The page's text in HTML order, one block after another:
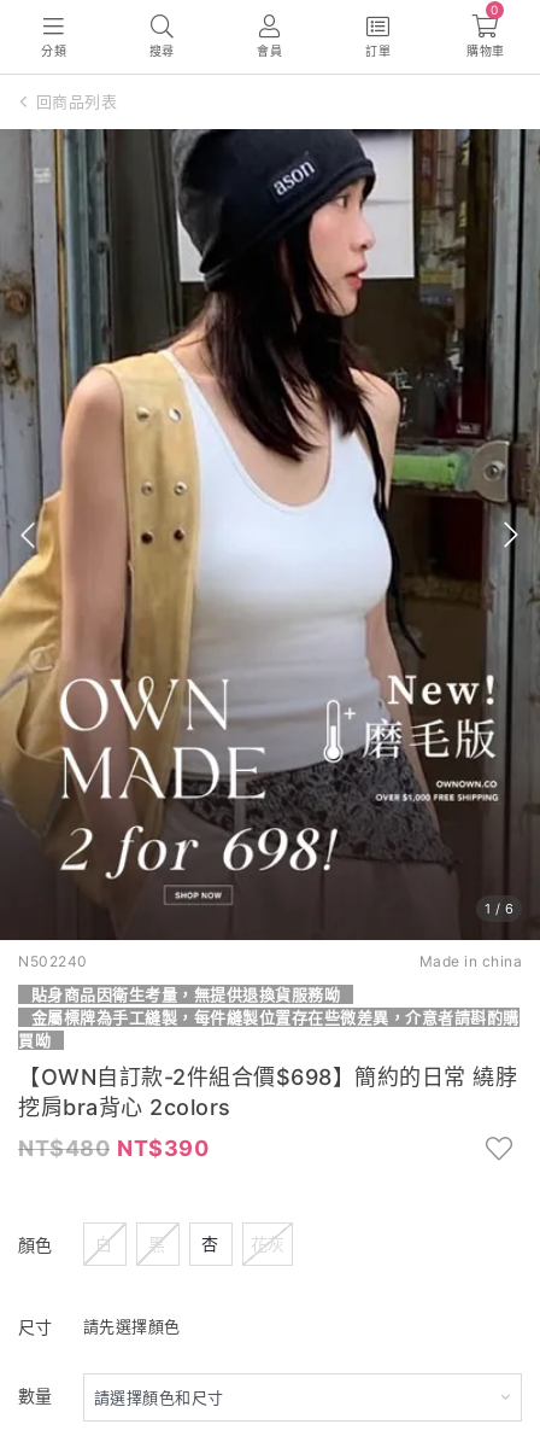
分類 搜尋 會員 訂單
0
購物車
回商品列表
1 / 6
N502240 Made in china
貼身商品因衛生考量，無提供退換貨服務呦
金屬標牌為手工縫製，每件縫製位置存在些微差異，介意者請斟酌購
買呦
【OWN自訂款-2件組合價$698】簡約的日常 繞脖
挖肩bra背心 2colors
480
390
顏色 白 黑 杏 花灰
尺寸 請先選擇顏色
數量